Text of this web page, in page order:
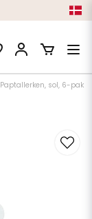
Paptallerken, sol, 6-pak